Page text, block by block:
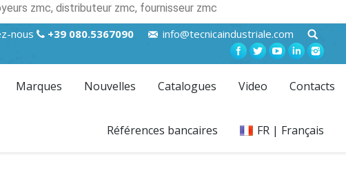
zmc, distributeur zmc, fournisseur zmc
nous +39 080.5367090 info@tecnicaindustriale.com
Marques Nouvelles Catalogues Video Contacts
Références bancaires FR | Français